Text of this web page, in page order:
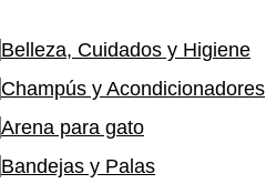
Belleza, Cuidados y Higiene
Champús y Acondicionadores
Arena para gato
Bandejas y Palas